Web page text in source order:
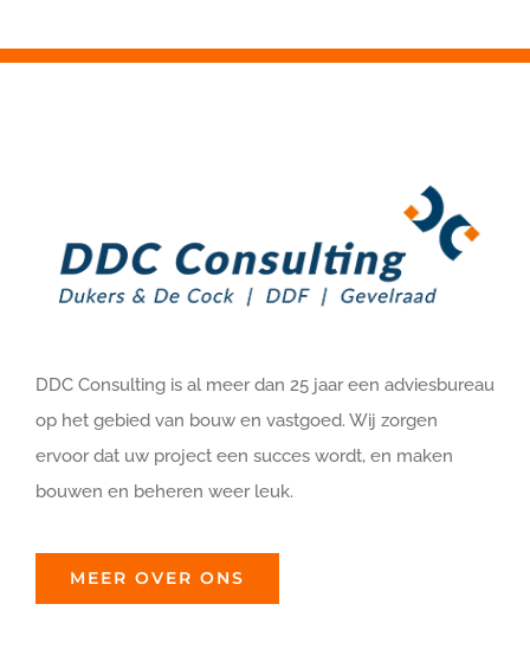
DDC Consulting is al meer dan 25 jaar een adviesbureau
op het gebied van bouw en vastgoed. Wij zorgen
ervoor dat uw project een succes wordt, en maken
bouwen en beheren weer leuk.
MEER OVER ONS